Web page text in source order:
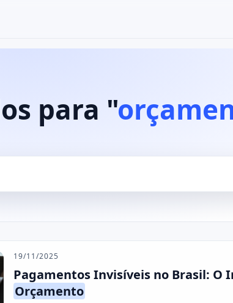
para "
19/11/2025
Pagamentos Invisíveis no Brasil: O
Orçamento